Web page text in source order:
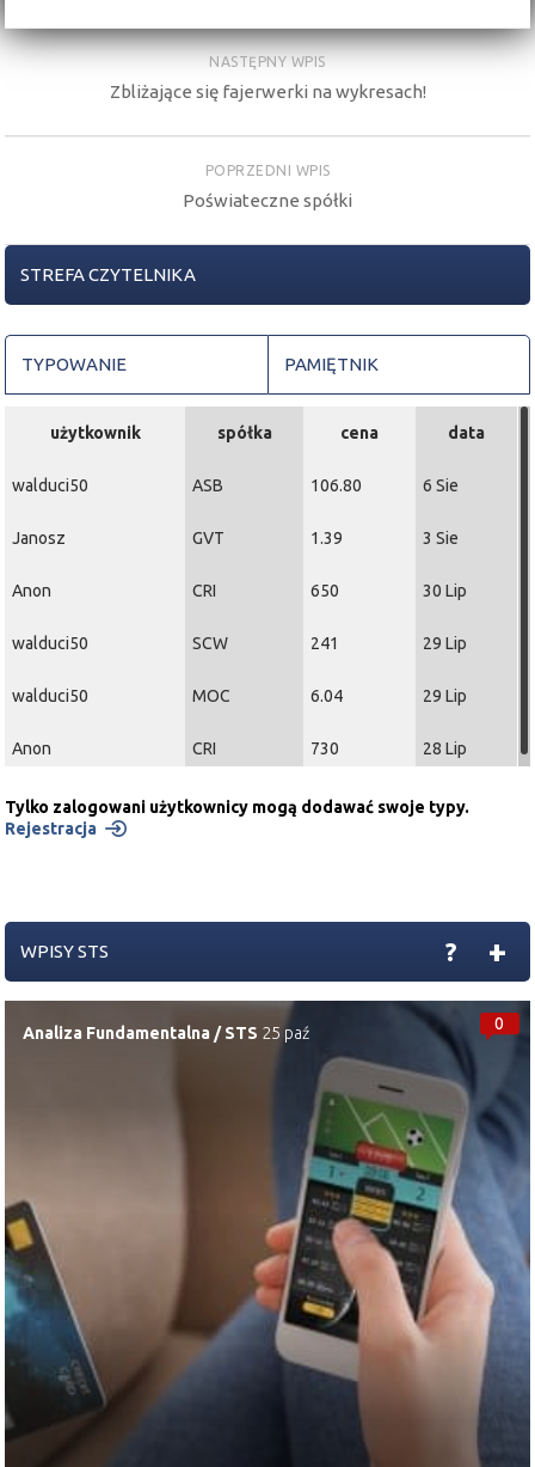
NASTĘPNY WPIS
Zbliżające się fajerwerki na wykresach!
POPRZEDNI WPIS
Poświateczne spółki
STREFA CZYTELNIKA
TYPOWANIE PAMIĘTNIK
użytkownik spółka cena data
walduci50 ASB 106.80 6 Sie
Janosz GVT 1.39 3 Sie
Anon CRI 650 30 Lip
walduci50 SCW 241 29 Lip
walduci50 MOC 6.04 29 Lip
Anon CRI 730 28 Lip
Tylko zalogowani użytkownicy mogą dodawać swoje typy.
Rejestracja
WPISY STS +
?
0
Analiza Fundamentalna /STS 25 paź